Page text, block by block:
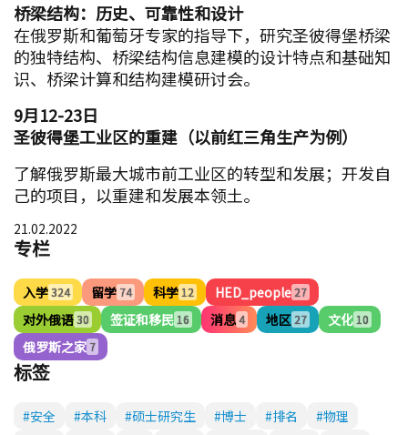
桥梁结构：历史、可靠性和设计
在俄罗斯和葡萄牙专家的指导下，研究圣彼得堡桥梁
的独特结构、桥梁结构信息建模的设计特点和基础知
识、桥梁计算和结构建模研讨会。
9月12-23日
圣彼得堡工业区的重建（以前红三角生产为例）
了解俄罗斯最大城市前工业区的转型和发展；开发自
己的项目，以重建和发展本领土。
21.02.2022
专栏
入学324 留学 74 科学 12 HED_people27
对外俄语30 签证和移民 16 消息4 地区 27 文化 10
俄罗斯之家 7
标签
#安全 #本科 #硕士研究生 #博士 #排名
#物理